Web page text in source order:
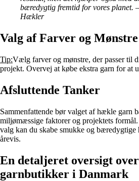
bæredygtig fremtid for vores planet.
Hækler
Valg af Farver og Mønstre
Tip:Vælg farver og mønstre, der passer til
projekt. Overvej at købe ekstra garn for at
Afsluttende Tanker
Sammenfattende bør valget af hækle garn
miljømæssige faktorer og projektets
valg kan du skabe smukke og
årevis.
En detaljeret oversigt
garnbutikker i Danmark